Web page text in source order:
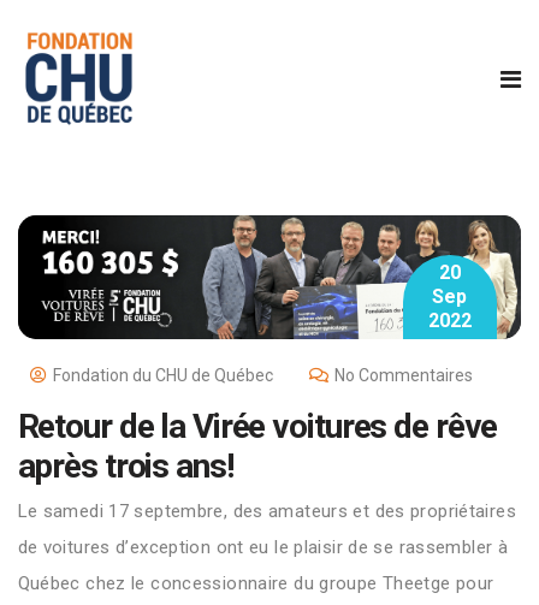
20
Sep
2022
Fondation du CHU de Québec No Commentaires
Retour de la Virée voitures de rêve
après trois ans!
Le samedi 17 septembre, des amateurs et des propriétaires
de voitures d’exception ont eu le plaisir de se rassembler à
Québec chez le concessionnaire du groupe Theetge pour